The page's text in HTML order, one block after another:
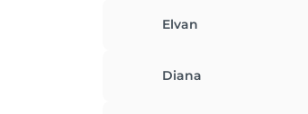
Elvan
Diana